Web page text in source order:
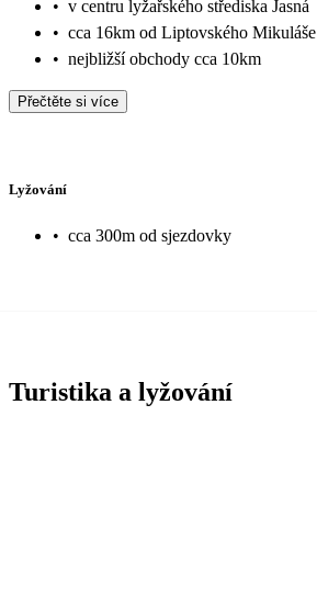
• v centru lyžařského střediska Jasná
• cca 16km od Liptovského Mikuláše
• nejbližší obchody cca 10km
Přečtěte si více
Lyžování
• cca 300m od sjezdovky
Turistika a lyžování